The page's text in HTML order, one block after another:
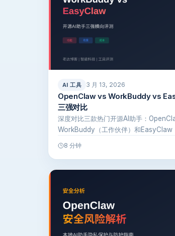
AI 工具 3 月 13, 2026
OpenClaw vs WorkBuddy vs
三强对比
深度对比三款热门开源AI助手：
WorkBuddy（工作伙伴）和EasyClaw
8 分钟